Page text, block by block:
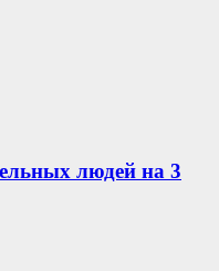
людей на 3